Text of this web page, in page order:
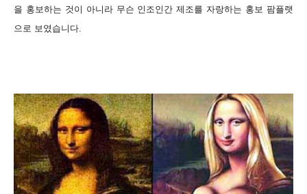
을 홍보하는 것이 아니라 무슨 인조인간 제조를 자랑하는 홍보 팜플랫
으로 보였습니다.